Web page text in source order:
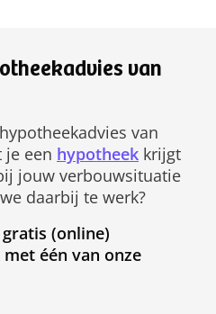
van
van
je een hypotheek krijgt
jouw verbouwsituatie
daarbij te werk?
(online)
één van onze